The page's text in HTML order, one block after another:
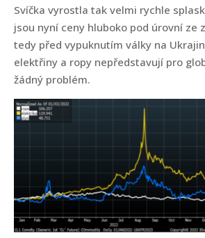
Svíčka vyrostla tak velmi rychle
jsou nyní ceny hluboko pod úrovní ze
tedy před vypuknutím války na
elektřiny a ropy nepředstavují pro
žádný problém.